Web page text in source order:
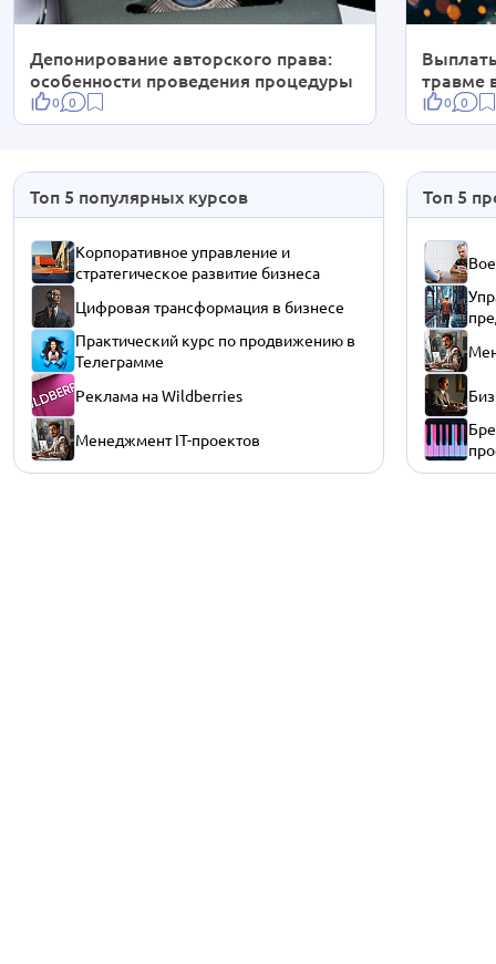
Депонирование авторского права:
особенности проведения процедуры
0 0
травме
0 0
Топ 5 популярных курсов
Корпоративное управление и
стратегическое развитие бизнеса
Цифровая трансформация в бизнесе
Практический курс по продвижению в
Телеграмме
Реклама на Wildberries
Менеджмент IT-проектов
Топ 5